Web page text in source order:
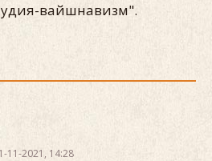
вайшнавизм".
1-11-2021, 14:28